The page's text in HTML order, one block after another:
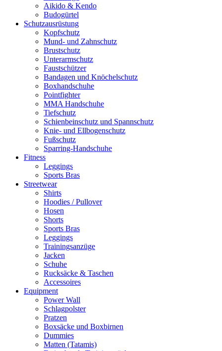
Aikido & Kendo
Budogürtel
Schutzausrüstung
Kopfschutz
Mund- und Zahnschutz
Brustschutz
Unterarmschutz
Faustschützer
Bandagen und Knöchelschutz
Boxhandschuhe
Pointfighter
MMA Handschuhe
Tiefschutz
Schienbeinschutz und Spannschutz
Knie- und Ellbogenschutz
Fußschutz
Sparring-Handschuhe
Fitness
Leggings
Sports Bras
Streetwear
Shirts
Hoodies / Pullover
Hosen
Shorts
Sports Bras
Leggings
Trainingsanzüge
Jacken
Schuhe
Rucksäcke & Taschen
Accessoires
Equipment
Power Wall
Schlagpolster
Pratzen
Boxsäcke und Boxbirnen
Dummies
Matten (Tatamis)